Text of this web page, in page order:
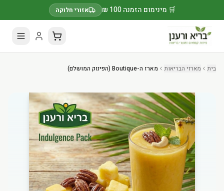
🛒 מינימום הזמנה 100 ₪ אזורי חלוקה
בית מארזי הבריאות מארז ה-Boutique (הפינוק המושלם)